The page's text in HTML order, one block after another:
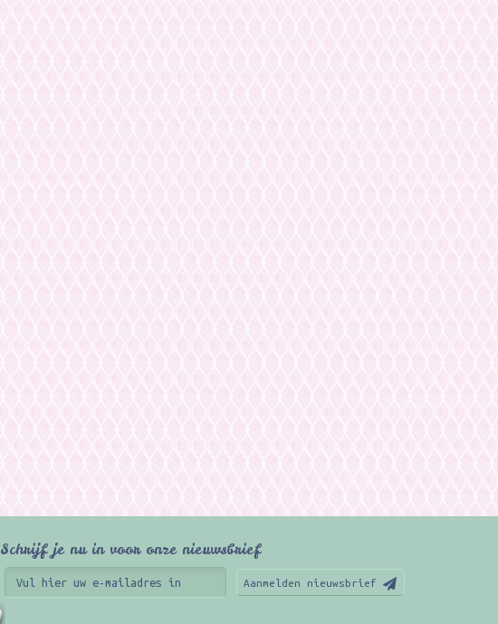
Schrijf je nu in voor onze nieuwsbrief
Aanmelden nieuwsbrief